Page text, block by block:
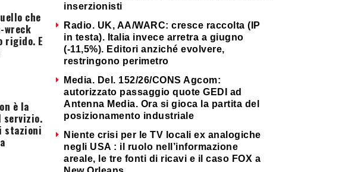
che
wreck
rigido. E
è la
servizio.
stazioni
inserzionisti
Radio. UK, AA/WARC: cresce raccolta (IP
in testa). Italia invece arretra a giugno
(-11,5%). Editori anziché evolvere,
restringono perimetro
Media. Del. 152/26/CONS Agcom:
autorizzato passaggio quote GEDI ad
Antenna Media. Ora si gioca la partita del
posizionamento industriale
Niente crisi per le TV locali ex analogiche
negli USA : il ruolo nell’informazione
areale, le tre fonti di ricavi e il caso FOX a